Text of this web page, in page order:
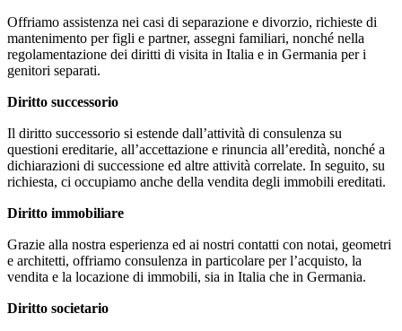
Offriamo assistenza nei casi di separazione e divorzio, richieste di
mantenimento per figli e partner, assegni familiari, nonché nella
regolamentazione dei diritti di visita in Italia e in Germania per i
genitori separati.
Diritto successorio
Il diritto successorio si estende dall’attività di consulenza su
questioni ereditarie, all’accettazione e rinuncia all’eredità, nonché a
dichiarazioni di successione ed altre attività correlate. In seguito, su
richiesta, ci occupiamo anche della vendita degli immobili ereditati.
Diritto immobiliare
Grazie alla nostra esperienza ed ai nostri contatti con notai, geometri
e architetti, offriamo consulenza in particolare per l’acquisto, la
vendita e la locazione di immobili, sia in Italia che in Germania.
Diritto societario